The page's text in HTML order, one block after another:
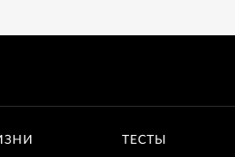
ТЕСТЫ